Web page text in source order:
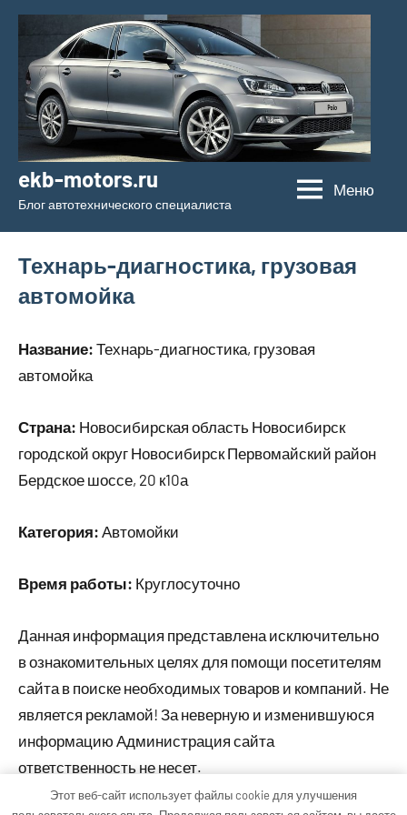
Перейти
содержимому
ekb-motors.ru
Блог автотехнического специалиста
Меню
Технарь-диагностика, грузовая
автомойка
Название: Технарь-диагностика, грузовая
автомойка
Страна: Новосибирская область Новосибирск
городской округ Новосибирск Первомайский район
Бердское шоссе, 20 к10а
Категория: Автомойки
Время работы: Круглосуточно
Данная информация представлена исключительно
в ознакомительных целях для помощи посетителям
сайта в поиске необходимых товаров и компаний. Не
является рекламой! За неверную и изменившуюся
информацию Администрация сайта
ответственность не несет.
Этот веб-сайт использует файлы cookie для улучшения